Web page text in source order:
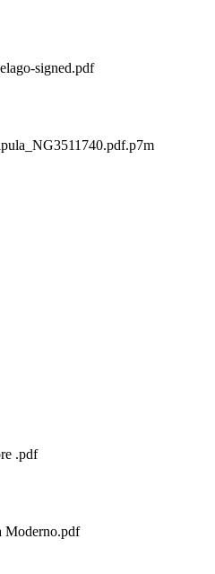
signed.pdf
.pdf
Moderno.pdf